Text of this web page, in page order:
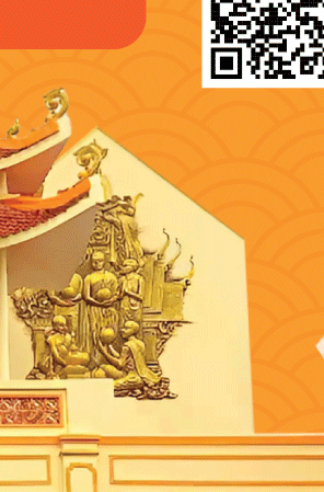
Hải. Với hương thơm đặc biệt, hoa oải hương
tố cần thiết cho cơ thể, vì vậy ăn hoa oải hương